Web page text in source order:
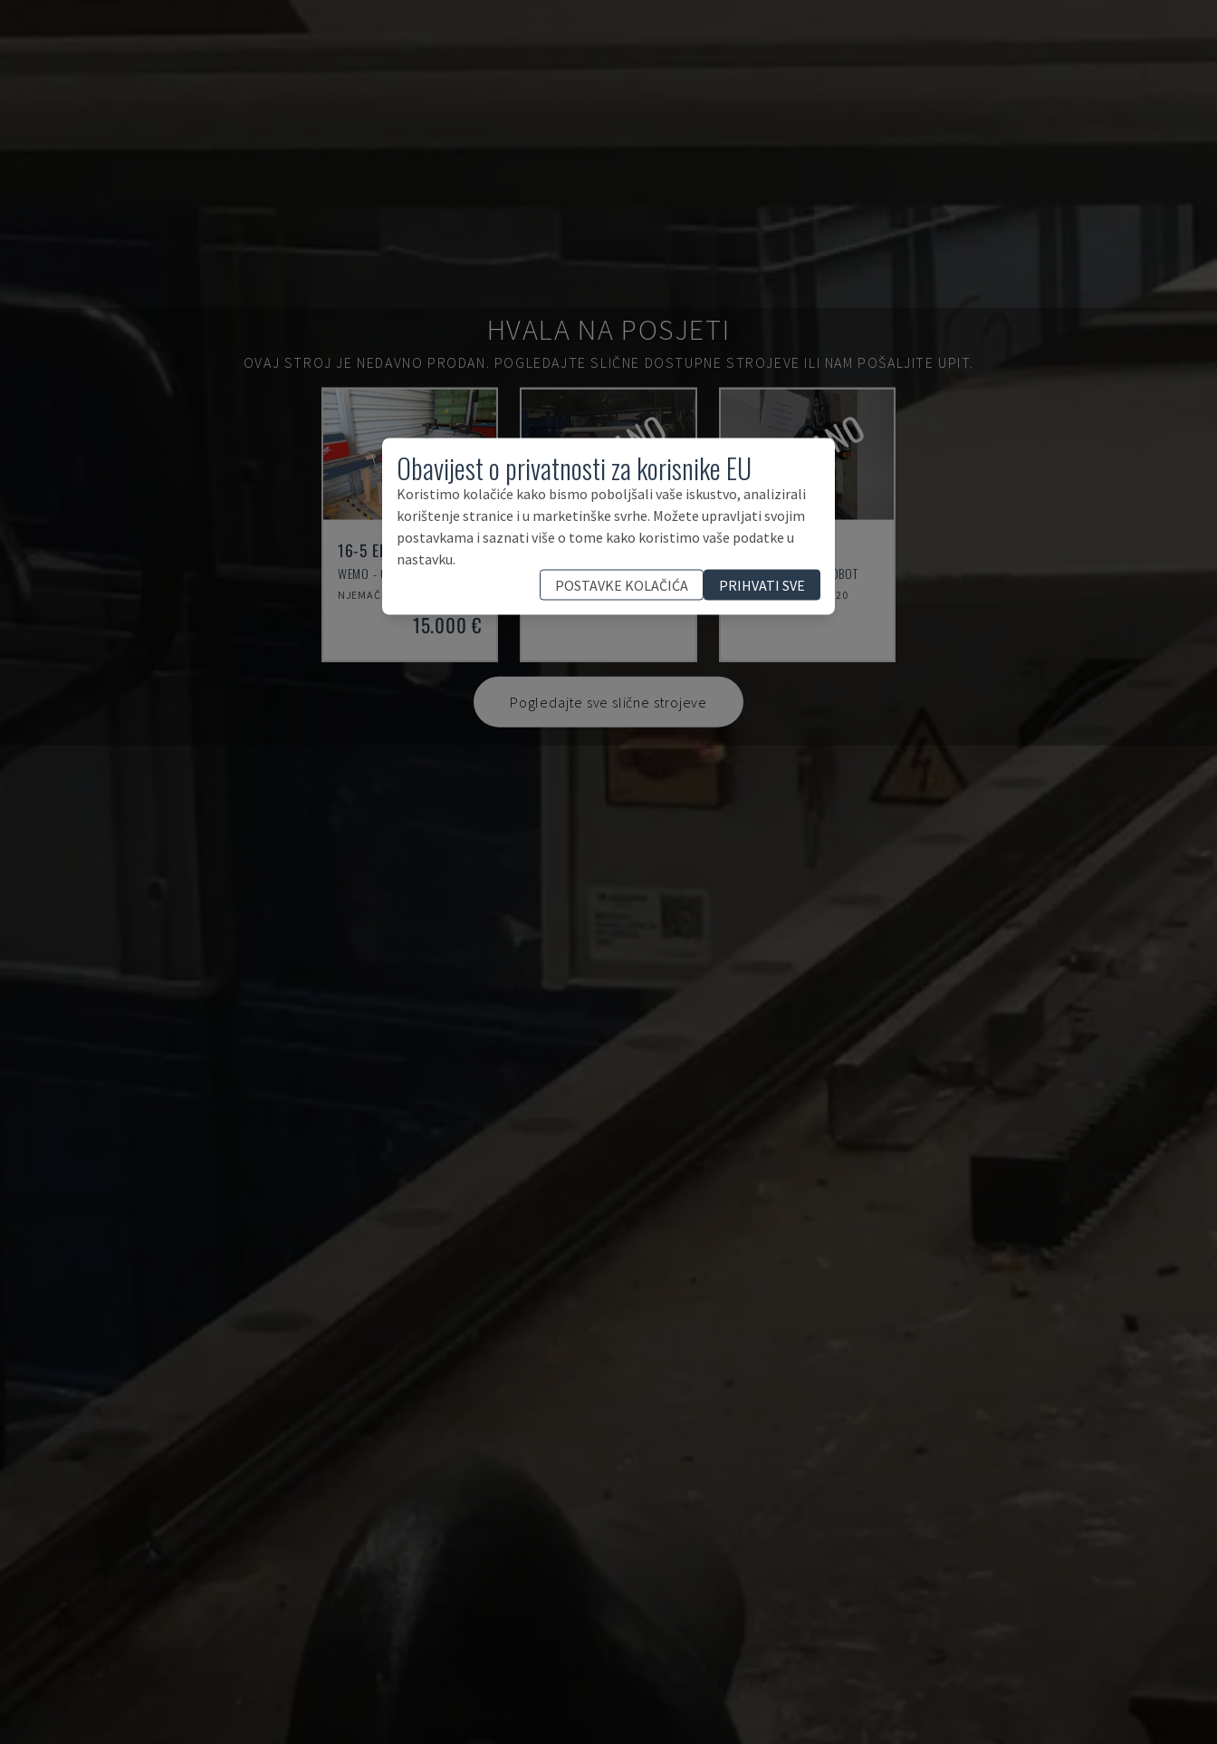
HVALA NA POSJETI
OVAJ STROJ JE NEDAVNO PRODAN. POGLEDAJTE SLIČNE DOSTUPNE STROJEVE ILI NAM POŠALJITE UPIT.
16-5 EDESIGN
WEMO - GANTRY ROBOT
NJEMAČKA
15.000 €
PRODANO
W743
WITTMANN - GANTRY ROBOT
NJEMAČKA 2010
PRODANO
PIP-55
SEPRO - GANTRY ROBOT
NJEMAČKA 2020
Pogledajte sve slične strojeve
Obavijest o privatnosti za korisnike EU
Koristimo kolačiće kako bismo poboljšali vaše iskustvo, analizirali
korištenje stranice i u marketinške svrhe. Možete upravljati svojim
postavkama i saznati više o tome kako koristimo vaše podatke u
nastavku.
POSTAVKE KOLAČIĆA
PRIHVATI SVE